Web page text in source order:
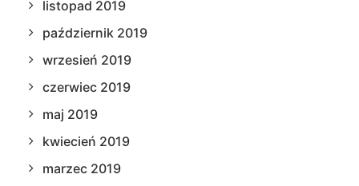
listopad 2019
październik 2019
wrzesień 2019
czerwiec 2019
maj 2019
kwiecień 2019
marzec 2019